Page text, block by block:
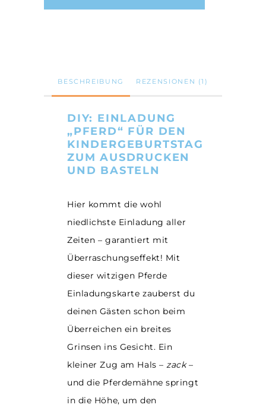
Kindergeburtstag/
BESCHREIBUNG REZENSIONEN (1)
DIY: EINLADUNG
„PFERD“ FÜR DEN
KINDERGEBURTSTAG
ZUM AUSDRUCKEN
UND BASTELN
Hier kommt die wohl
niedlichste Einladung aller
Zeiten – garantiert mit
Überraschungseffekt! Mit
dieser witzigen Pferde
Einladungskarte zauberst du
deinen Gästen schon beim
Überreichen ein breites
Grinsen ins Gesicht. Ein
kleiner Zug am Hals –zack–
und die Pferdemähne springt
in die Höhe, um den